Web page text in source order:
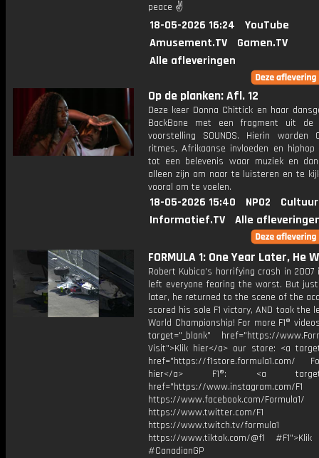
peace ✌
18-05-2026 16:24
YouTube
Amusement.TV
Gamen.TV
Alle afleveringen
Op de planken: Afl. 12
Deze keer Donna Chittick en haar
BackBone met een fragment uit de
voorstelling SOUNDS. Hierin worden
ritmes, Afrikaanse invloeden en hiphop
tot een belevenis waar muziek en
alleen zijn om naar te luisteren en te
vooral om te voelen.
18-05-2026 15:40 NPO2
Informatief.TV
Alle
FORMULA 1: One Year Later, He
Robert Kubica's horrifying crash in 2007
left everyone fearing the worst. But
later, he returned to the scene of the
scored his sole F1 victory, AND took the
World Championship! For more F1®
target="_blank" href="https://
Visit">Klik hier</a> our store: <a
href="https://f1store.formula1.com/
hier</a> F1®: <a
href="https://www.instagram.com/F1
https://www.facebook.com/Formula1/
https://www.twitter.com/F1
https://www.twitch.tv/formula1
https://www.tiktok.com/@f1
#CanadianGP